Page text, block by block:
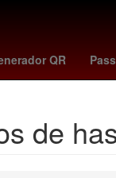
QR
de protección civil
de